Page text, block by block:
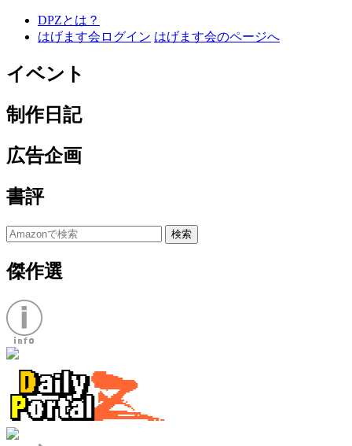
DPZとは？
はげます会ログイン はげます会のページへ
イベント
制作日記
広告企画
書評
傑作選